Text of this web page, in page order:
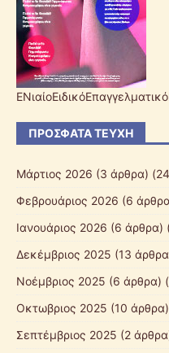
ΠΡΌΣΦΑΤΑ ΤΕΎΧΗ
Μάρτιος 2026 (3 άρθρα)
Φεβρουάριος 2026 (6
Ιανουάριος 2026 (6 άρθρα)
Δεκέμβριος 2025 (13
Νοέμβριος 2025 (6 άρθρα)
Οκτωβριος 2025 (10
Σεπτέμβριος 2025 (2